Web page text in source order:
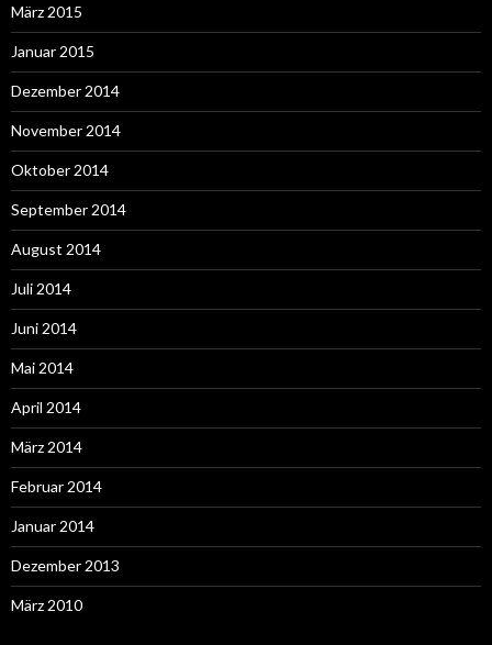
März 2015
Januar 2015
Dezember 2014
November 2014
Oktober 2014
September 2014
August 2014
Juli 2014
Juni 2014
Mai 2014
April 2014
März 2014
Februar 2014
Januar 2014
Dezember 2013
März 2010